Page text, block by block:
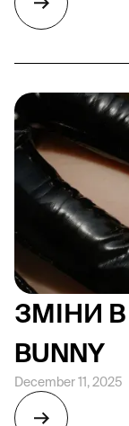
ЗМІНИ В
BUNNY
December 11, 2025